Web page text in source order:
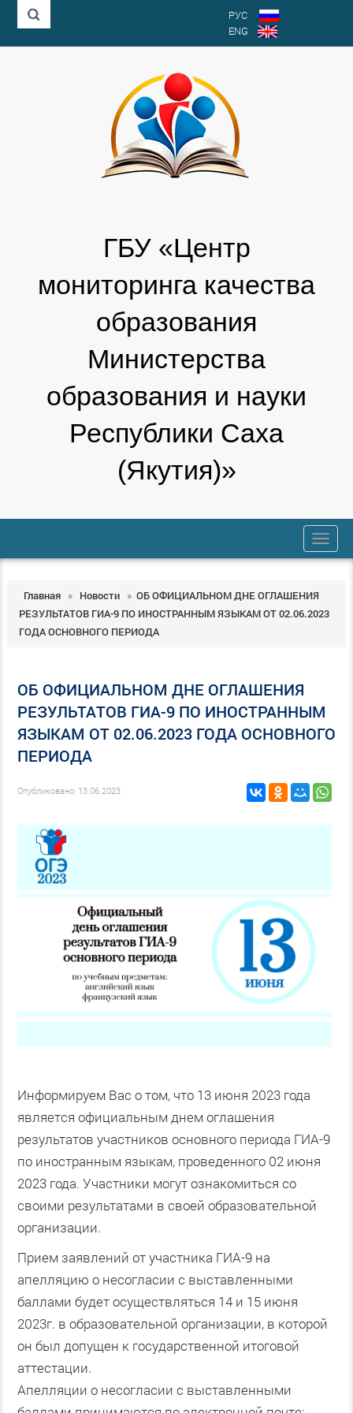
РУС
ENG
ГБУ «Центр
мониторинга качества
образования
Министерства
образования и науки
Республики Саха
(Якутия)»
trk
Главная » Новости » ОБ ОФИЦИАЛЬНОМ ДНЕ ОГЛАШЕНИЯ
РЕЗУЛЬТАТОВ ГИА-9 ПО ИНОСТРАННЫМ ЯЗЫКАМ ОТ 02.06.2023
ГОДА ОСНОВНОГО ПЕРИОДА
ОБ ОФИЦИАЛЬНОМ ДНЕ ОГЛАШЕНИЯ
РЕЗУЛЬТАТОВ ГИА-9 ПО ИНОСТРАННЫМ
ЯЗЫКАМ ОТ 02.06.2023 ГОДА ОСНОВНОГО
ПЕРИОДА
Опубликовано: 13.06.2023
Информируем Вас о том, что 13 июня 2023 года
является официальным днем оглашения
результатов участников основного периода ГИА-9
по иностранным языкам, проведенного 02 июня
2023 года. Участники могут ознакомиться со
своими результатами в своей образовательной
организации.
Прием заявлений от участника ГИА-9 на
апелляцию о несогласии с выставленными
баллами будет осуществляться 14 и 15 июня
2023г. в образовательной организации, в которой
он был допущен к государственной итоговой
аттестации.
Апелляции о несогласии с выставленными